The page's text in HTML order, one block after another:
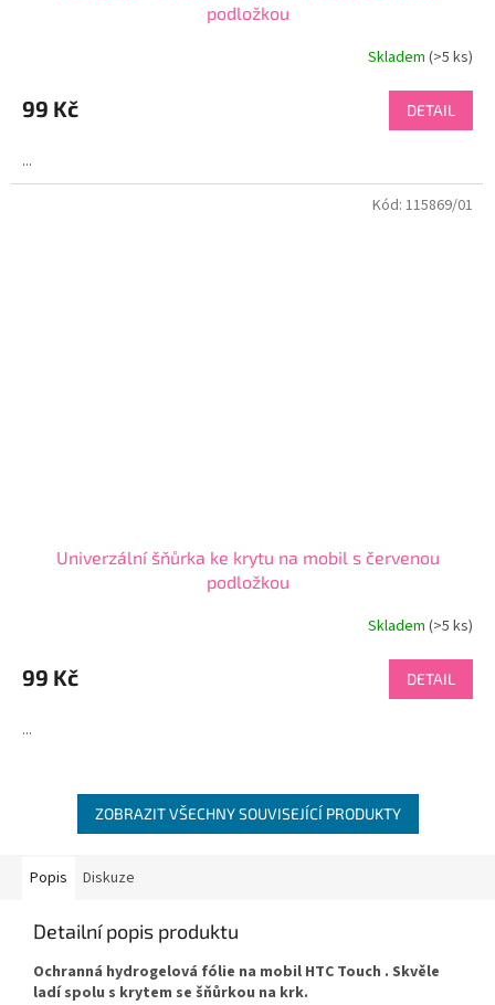
podložkou
Skladem (>5 ks)
99 Kč DETAIL
...
Univerzální šňůrka ke krytu na mobil s červenou
podložkou
produktu
je
z
Skladem(>5 ks)
99 Kč DETAIL
...
Kód: 115869/01
ZOBRAZIT VŠECHNY SOUVISEJÍCÍ PRODUKTY
Popis Diskuze
Detailní popis produktu
Ochranná hydrogelová fólie na mobil HTC Touch . Skvěle
ladí spolu s krytem se šňůrkou na krk.